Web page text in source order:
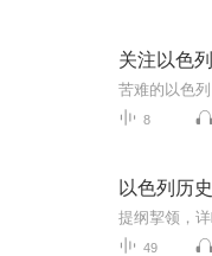
关注以色列
8
以色列历史
49